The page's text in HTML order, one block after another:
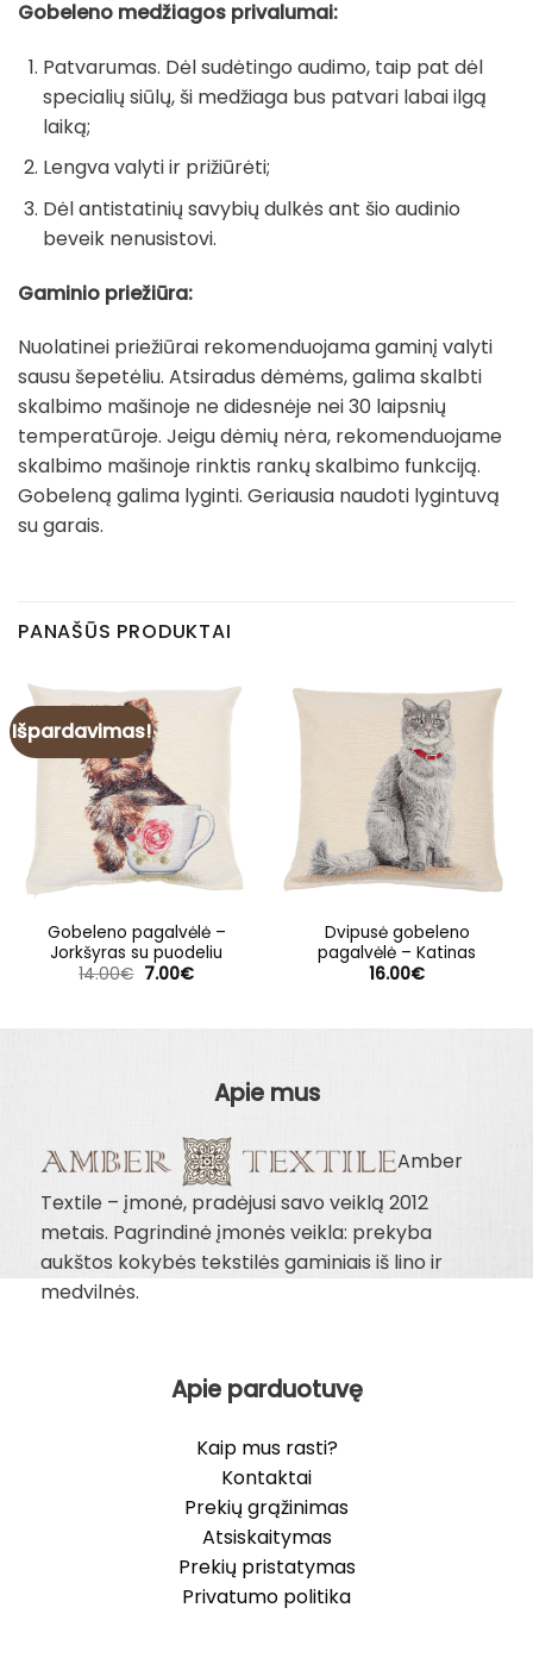
Gobeleno medžiagos privalumai:
Patvarumas. Dėl sudėtingo audimo, taip pat dėl
specialių siūlų, ši medžiaga bus patvari labai ilgą
laiką;
Lengva valyti ir prižiūrėti;
Dėl antistatinių savybių dulkės ant šio audinio
beveik nenusistovi.
Gaminio priežiūra:
Nuolatinei priežiūrai rekomenduojama gaminį valyti
sausu šepetėliu. Atsiradus dėmėms, galima skalbti
skalbimo mašinoje ne didesnėje nei 30 laipsnių
temperatūroje. Jeigu dėmių nėra, rekomenduojame
skalbimo mašinoje rinktis rankų skalbimo funkciją.
Gobeleną galima lyginti. Geriausia naudoti lygintuvą
su garais.
PANAŠŪS PRODUKTAI
Išpardavimas!
Gobeleno pagalvėlė –
Jorkšyras su puodeliu
14.00€ Original
7.00€Current
Dvipusė gobeleno
pagalvėlė – Katinas
16.00€
Apie mus
Amber
Textile – įmonė, pradėjusi savo veiklą 2012
metais. Pagrindinė įmonės veikla: prekyba
aukštos kokybės tekstilės gaminiais iš lino ir
medvilnės.
Apie parduotuvę
Kaip mus rasti?
Kontaktai
Prekių grąžinimas
Atsiskaitymas
Prekių pristatymas
Privatumo politika